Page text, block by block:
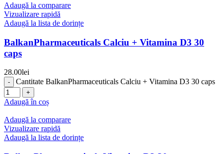
Adaugă la comparare
Vizualizare rapidă
Adaugă la lista de dorințe
BalkanPharmaceuticals Calciu + Vitamina D3 30
caps
28.00lei
Cantitate BalkanPharmaceuticals Calciu + Vitamina D3 30 caps
Adaugă în coș
Adaugă la comparare
Vizualizare rapidă
Adaugă la lista de dorințe